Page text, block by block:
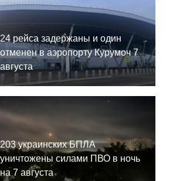
24 рейса задержаны и один
отменен в аэропорту Курумоч 7
августа
203 украинских БПЛА
уничтожены силами ПВО в ночь
на 7 августа